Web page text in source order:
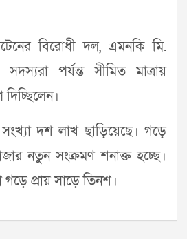
বিরোধী দল, এমনকি মি.
সদস্যরা পর্যন্ত সীমিত মাত্রায়
সংখ্যা দশ লাখ ছাড়িয়েছে। গড়ে
নতুন সংক্রমণ শনাক্ত হচ্ছে।
গড়ে প্রায় সাড়ে তিনশ।